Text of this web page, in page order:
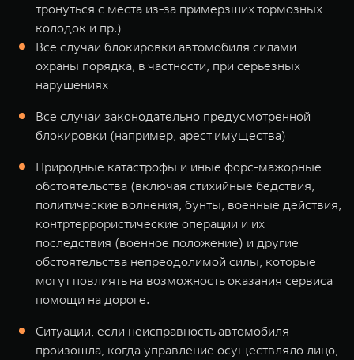
тронуться с места из-за примерзших тормозных
колодок и пр.)
Все случаи блокировки автомобиля силами
охраны порядка, в частности, при серьезных
нарушениях
Все случаи законодательно предусмотренной
блокировки (например, арест имущества)
Природные катастрофы и иные форс-мажорные
обстоятельства (включая стихийные бедствия,
политические волнения, бунты, военные действия,
контртеррористические операции и их
последствия (военное положение) и другие
обстоятельства непреодолимой силы, которые
могут повлиять на возможность оказания сервиса
помощи на дороге.
Ситуации, если неисправность автомобиля
произошла, когда управление осуществляло лицо,